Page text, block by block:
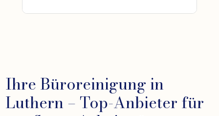
Ihre Büroreinigung in
Luthern – Top-Anbieter für